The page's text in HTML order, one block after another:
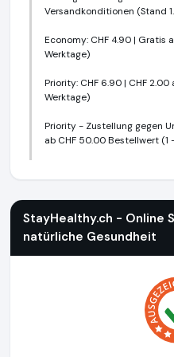
Versandkonditionen (Stand
Economy: CHF 4.90 | Gratis
Werktage)
Priority: CHF 6.90 | CHF
Werktage)
Priority - Zustellung gegen
ab CHF 50.00 Bestellwert (1
StayHealthy.ch - Online
natürliche Gesundheit